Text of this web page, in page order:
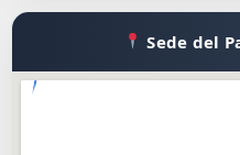
Sede del